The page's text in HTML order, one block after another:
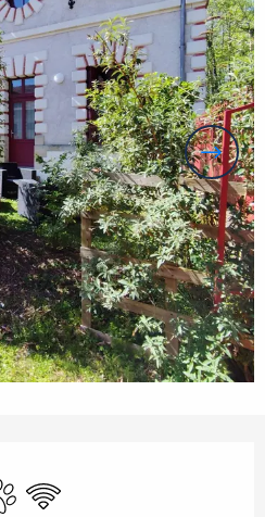
aceptan animales
Wifi